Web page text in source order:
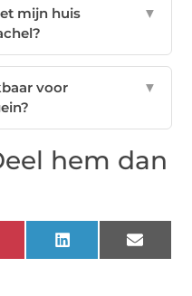
mijn huis
▼
voor
▼
hem dan
LinkedIn Email